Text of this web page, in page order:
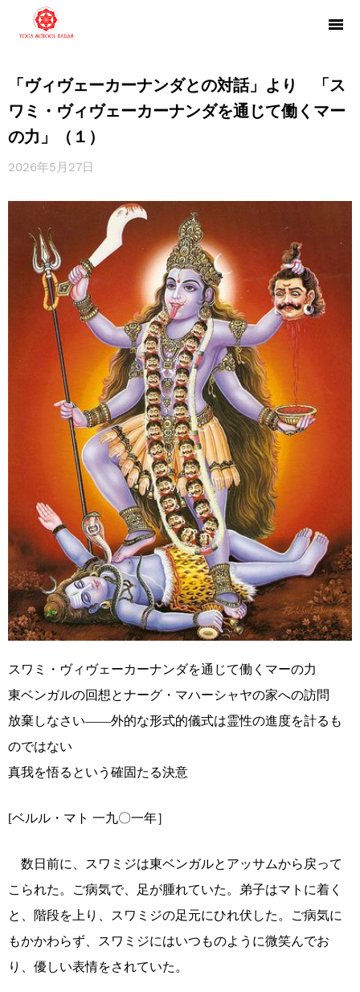
「ヴィヴェーカーナンダとの対話」より 「ス
ワミ・ヴィヴェーカーナンダを通じて働くマー
の力」（１）
2026年5月27日
スワミ・ヴィヴェーカーナンダを通じて働くマーの力
東ベンガルの回想とナーグ・マハーシャヤの家への訪問
放棄しなさい――外的な形式的儀式は霊性の進度を計るも
のではない
真我を悟るという確固たる決意
[ベルル・マト 一九〇一年］
数日前に、スワミジは東ベンガルとアッサムから戻って
こられた。ご病気で、足が腫れていた。弟子はマトに着く
と、階段を上り、スワミジの足元にひれ伏した。ご病気に
もかかわらず、スワミジにはいつものように微笑んでお
り、優しい表情をされていた。